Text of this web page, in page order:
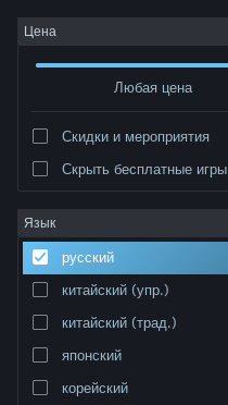
Войти
Сообщество
Информация
Поддержка
Изменить язык
Цена
Любая цена
Скидки и мероприятия
Скрыть бесплатные игры
Язык
русский
китайский (упр.)
китайский (трад.)
японский
корейский
Издатель: Pyromancers.com
Сортировать по